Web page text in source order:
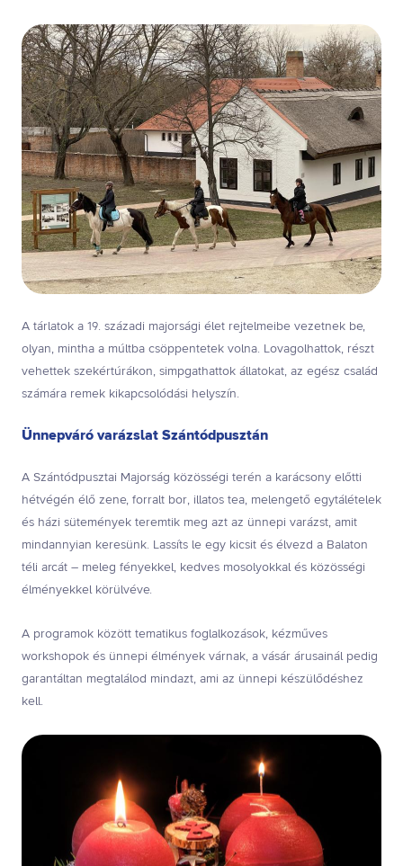
A tárlatok a 19. századi majorsági élet rejtelmeibe vezetnek be,
olyan, mintha a múltba csöppentetek volna. Lovagolhattok, részt
vehettek szekértúrákon, simpgathattok állatokat, az egész család
számára remek kikapcsolódási helyszín.
Ünnepváró varázslat Szántódpusztán
A Szántódpusztai Majorság közösségi terén a karácsony előtti
hétvégén élő zene, forralt bor, illatos tea, melengető egytálételek
és házi sütemények teremtik meg azt az ünnepi varázst, amit
mindannyian keresünk. Lassíts le egy kicsit és élvezd a Balaton
téli arcát – meleg fényekkel, kedves mosolyokkal és közösségi
élményekkel körülvéve.
A programok között tematikus foglalkozások, kézműves
workshopok és ünnepi élmények várnak, a vásár árusainál pedig
garantáltan megtalálod mindazt, ami az ünnepi készülődéshez
kell.